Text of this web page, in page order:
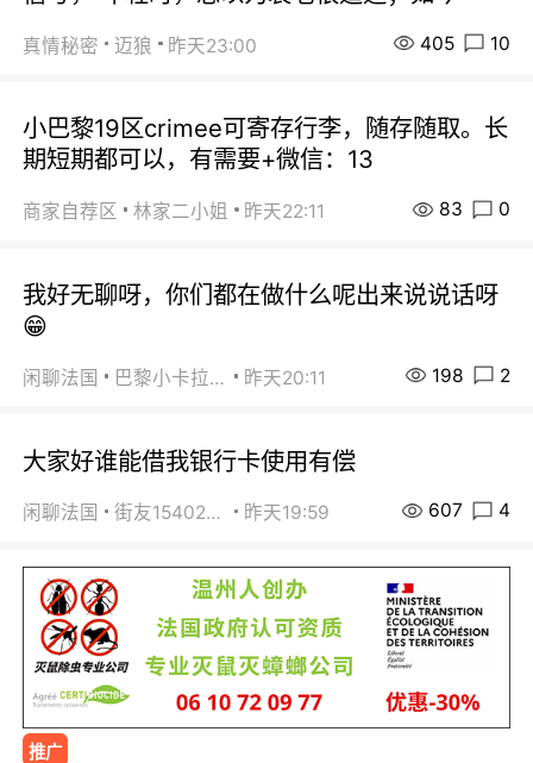
真情秘密 迈狼 昨天23:00 405 10
小巴黎19区crimee可寄存行李，随存随取。长
期短期都可以，有需要+微信：13
商家自荐区 林家二小姐 昨天22:11 83 0
我好无聊呀，你们都在做什么呢出来说说话呀
😁
闲聊法国 巴黎小卡拉咪 昨天20:11 198 2
大家好谁能借我银行卡使用有偿
闲聊法国 街友15402223 昨天19:59 607 4
推广